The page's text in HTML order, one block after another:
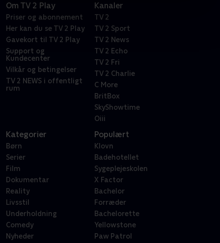
Om TV 2 Play
Priser og abonnement
Her kan du se TV 2 Play
Gavekort til TV 2 Play
Support og
Kundecenter
Vilkår og betingelser
TV 2 NEWS i offentligt
rum
Kanaler
TV 2
TV 2 Sport
TV 2 News
TV 2 Echo
TV 2 Fri
TV 2 Charlie
C More
BritBox
SkyShowtime
Oiii
Kategorier
Børn
Serier
Film
Dokumentar
Reality
Livsstil
Underholdning
Comedy
Nyheder
Populært
Klovn
Badehotellet
Sygeplejeskolen
X Factor
Bachelor
Forræder
Bachelorette
Yellowstone
Paw Patrol